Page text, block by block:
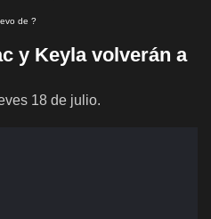
de ?
y Keyla volverán a
18 de julio.